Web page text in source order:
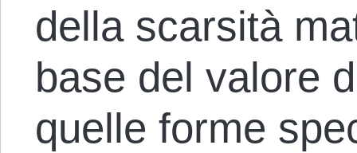
della scarsità
base del valore
quelle forme